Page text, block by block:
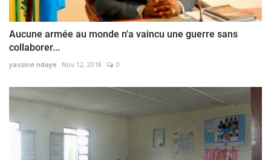
Aucune armée au monde n'a vaincu une guerre sans
collaborer...
yassine ndaye Nov 12, 2018 0